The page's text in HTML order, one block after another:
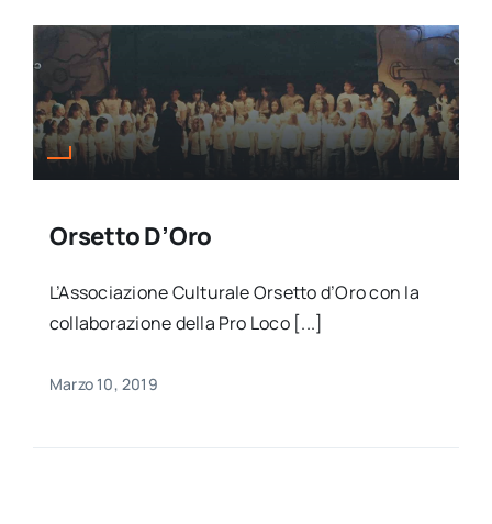
Orsetto D’Oro
L’Associazione Culturale Orsetto d’Oro con la
collaborazione della Pro Loco [...]
Marzo 10, 2019